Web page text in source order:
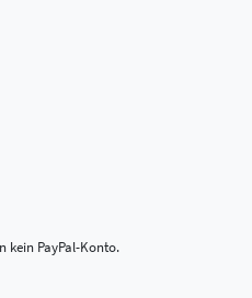
kein PayPal-Konto.